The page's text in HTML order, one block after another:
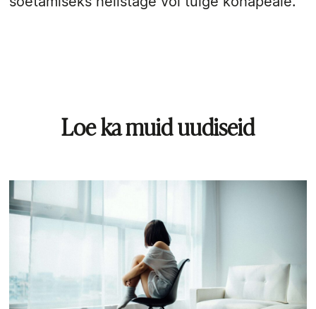
Loe ka muid uudiseid